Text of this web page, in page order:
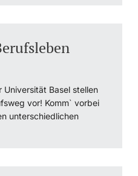
Universität Basel stellen
vor! Komm` vorbei
unterschiedlichen